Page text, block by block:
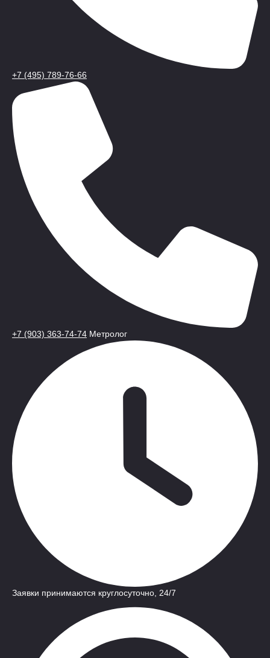
+7 (495) 789-76-66
+7 (903) 363-74-74 Метролог
Заявки принимаются круглосуточно, 24/7